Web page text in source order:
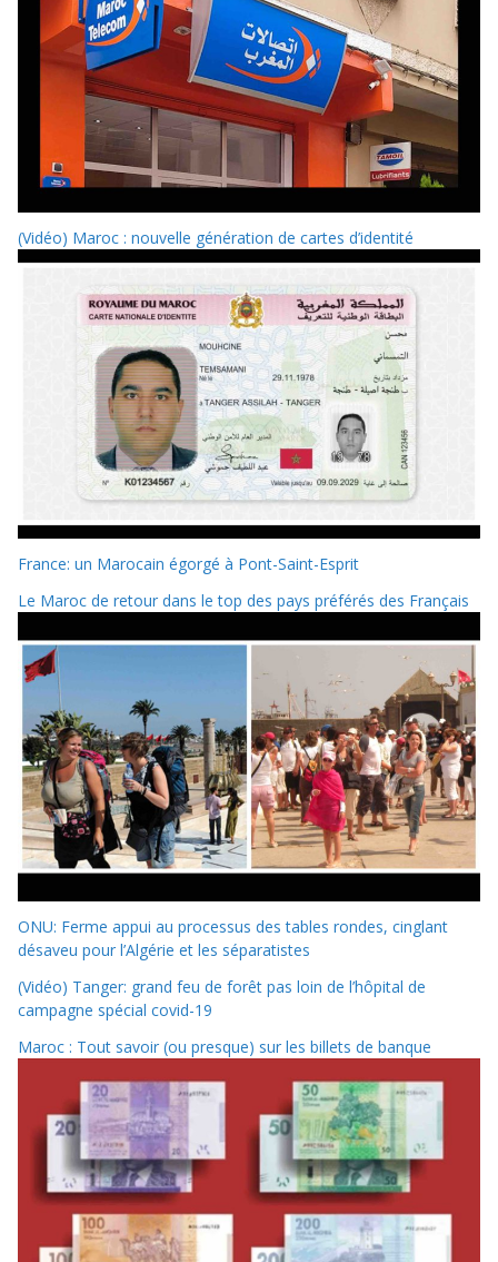
(Vidéo) Maroc : nouvelle génération de cartes d’identité
France: un Marocain égorgé à Pont-Saint-Esprit
Le Maroc de retour dans le top des pays préférés des Français
ONU: Ferme appui au processus des tables rondes, cinglant
désaveu pour l’Algérie et les séparatistes
(Vidéo) Tanger: grand feu de forêt pas loin de l’hôpital de
campagne spécial covid-19
Maroc : Tout savoir (ou presque) sur les billets de banque